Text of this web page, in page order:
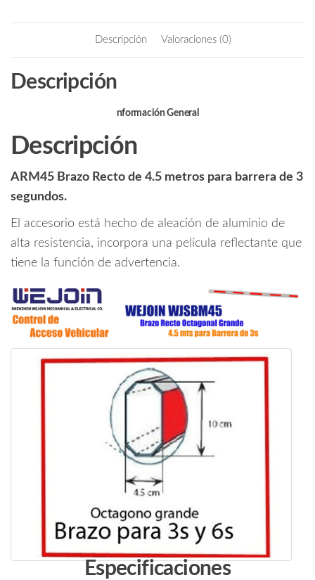
deo
itt
ail
Descripción Valoraciones (0)
Descripción
nformación General
Descripción
ARM45 Brazo Recto de 4.5 metros para barrera de 3
segundos.
El accesorio está hecho de aleación de aluminio de
alta resistencia, incorpora una película reflectante que
tiene la función de advertencia.
Especificaciones